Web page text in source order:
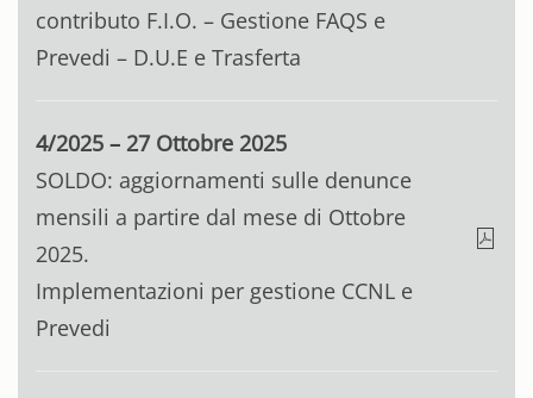
contributo F.I.O. – Gestione FAQS e
Prevedi – D.U.E e Trasferta
4/2025 – 27 Ottobre 2025
SOLDO: aggiornamenti sulle denunce
mensili a partire dal mese di Ottobre
2025.
Implementazioni per gestione CCNL e
Prevedi